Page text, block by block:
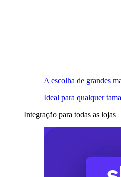
A escolha de grandes
Ideal para qualquer
Integração para todas as lojas